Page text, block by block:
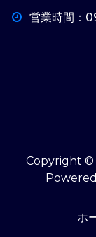
営業時間：
Copyright ©
ホ